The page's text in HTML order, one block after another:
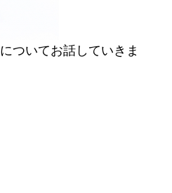
についてお話していきま